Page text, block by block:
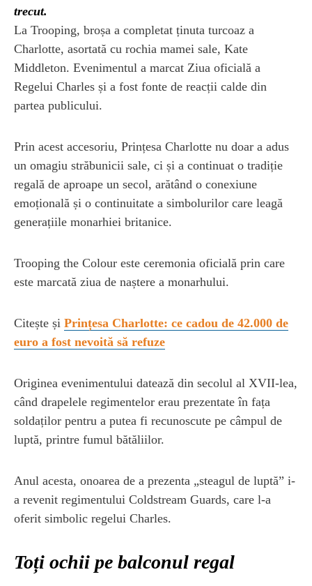
trecut.
La Trooping, broșa a completat ținuta turcoaz a
Charlotte, asortată cu rochia mamei sale, Kate
Middleton. Evenimentul a marcat Ziua oficială a
Regelui Charles și a fost fonte de reacții calde din
partea publicului.
Prin acest accesoriu, Prințesa Charlotte nu doar a adus
un omagiu străbunicii sale, ci și a continuat o tradiție
regală de aproape un secol, arătând o conexiune
emoțională și o continuitate a simbolurilor care leagă
generațiile monarhiei britanice.
Trooping the Colour este ceremonia oficială prin care
este marcată ziua de naștere a monarhului.
Citește și Prințesa Charlotte: ce cadou de 42.000 de
euro a fost nevoită să refuze
Originea evenimentului datează din secolul al XVII-lea,
când drapelele regimentelor erau prezentate în fața
soldaților pentru a putea fi recunoscute pe câmpul de
luptă, printre fumul bătăliilor.
Anul acesta, onoarea de a prezenta „steagul de luptă” i-
a revenit regimentului Coldstream Guards, care l-a
oferit simbolic regelui Charles.
Toți ochii pe balconul regal